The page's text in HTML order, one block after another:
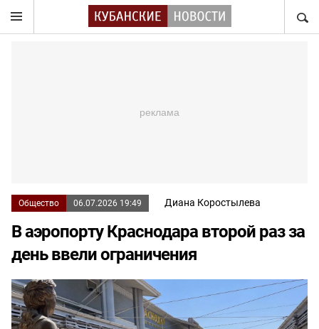
Общество 06.07.2026 19:49 Диана Коростылева
В аэропорту Краснодара второй раз за
день ввели ограничения